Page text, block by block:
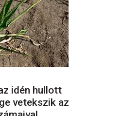
idén hullott
vetekszik az